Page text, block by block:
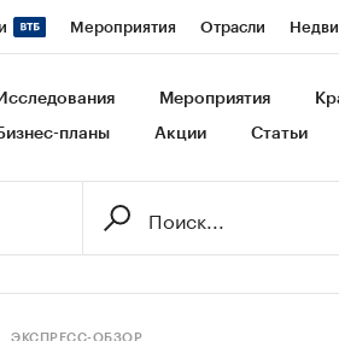
Мероприятия Отрасли
Франшизы Газета
Исследования Мероприятия
Бизнес-планы Акции Статьи
ЭКСПРЕСС-ОБЗОР